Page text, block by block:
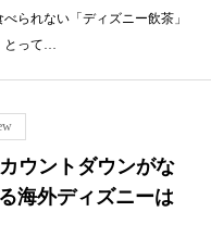
られない「ディズニー飲茶」
とって…
ウントダウンがな
海外ディズニーは